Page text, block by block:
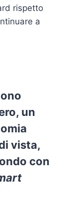
rispetto
a
un
vista,
con